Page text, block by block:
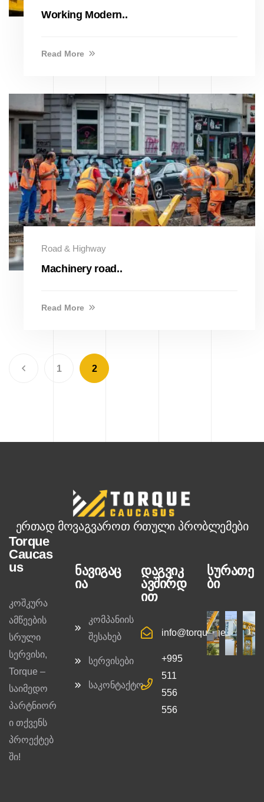
Working Modern..
Read More
Road & Highway
Machinery road..
Read More
1 2
ერთად მოვაგვაროთ რთული პრობლემები
Torque
Caucas
us
კოშკურა
ამწეების
სრული
სერვისი,
Torque –
საიმედო
პარტნიორ
ი თქვენს
პროექტებ
ში!
ნავიგაც
ია
კომპანიის
შესახებ
სერვისები
საკონტაქტო
დაგვიკ
ავშირდ
ით
info@torque.ge
+995
511
556
556
სურათე
ბი